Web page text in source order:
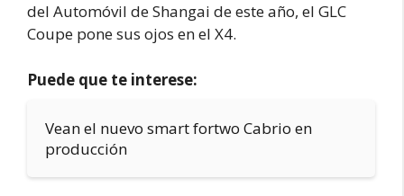
del Automóvil de Shangai de este año, el GLC
Coupe pone sus ojos en el X4.
Puede que te interese:
Vean el nuevo smart fortwo Cabrio en
producción